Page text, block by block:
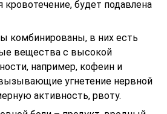
кровотечение, будет подавлена
комбинированы, в них есть
вещества с высокой
например, кофеин и
угнетение нервной
активность, рвоту.